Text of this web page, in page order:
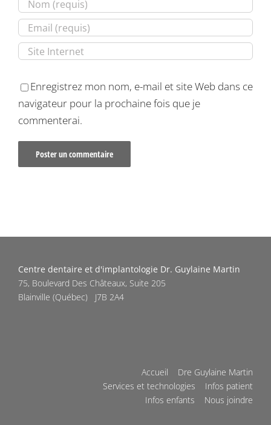
Enregistrez mon nom, e-mail et site Web dans ce
navigateur pour la prochaine fois que je
commenterai.
Centre dentaire et d'implantologie Dr. Guylaine Martin
75, Boulevard Des Châteaux, Suite 205
Blainville (Québec) J7B 2A4
Accueil
Dre Guylaine Martin
Services et technologies
Infos patient
Infos enfants
Nous joindre